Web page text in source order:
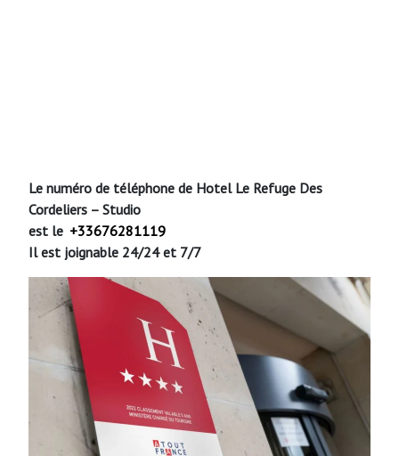
Le numéro de téléphone de Hotel Le Refuge Des
Cordeliers – Studio
est le +33676281119
Il est joignable 24/24 et 7/7